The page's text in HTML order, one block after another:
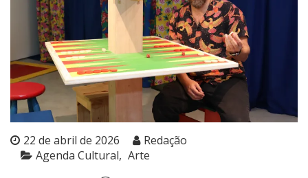
22 de abril de 2026
Redação
Agenda Cultural
Arte